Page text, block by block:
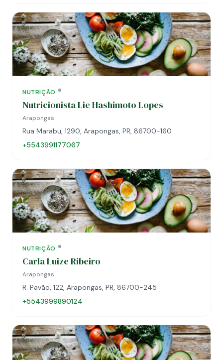
NUTRIÇÃO
Nutricionista Lie Hashimoto Lopes
Arapongas
Rua Marabu, 1290, Arapongas, PR, 86700-160
+5543991177067
NUTRIÇÃO
Carla Luize Ribeiro
Arapongas
R. Pavão, 122, Arapongas, PR, 86700-245
+5543999890124